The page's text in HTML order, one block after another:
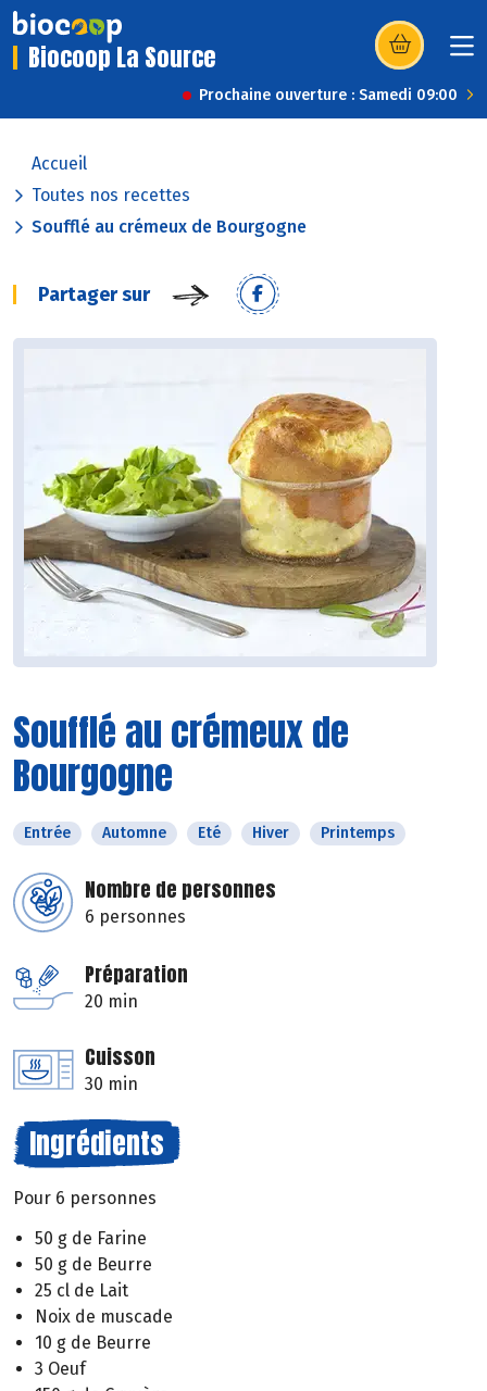
Biocoop La Source (s’ouvre dans
Prochaine ouverture : Samedi 09:00
Accueil
Toutes nos recettes
Soufflé au crémeux de Bourgogne
Partager sur
Soufflé au crémeux de
Bourgogne
Entrée Automne Eté Hiver Printemps
Nombre de personnes
6 personnes
Préparation
20 min
Cuisson
30 min
Ingrédients
Pour 6 personnes
50 g de Farine
50 g de Beurre
25 cl de Lait
Noix de muscade
10 g de Beurre
3 Oeuf